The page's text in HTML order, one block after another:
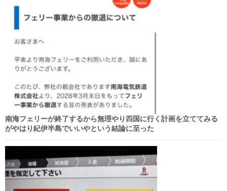
南海フェリーが終了するから無理やり四国に行く計画を立ててみる
がやはり紀伊半島でいいやという結論に至った